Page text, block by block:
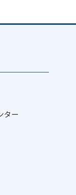
ター